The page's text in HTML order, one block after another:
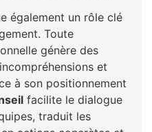
également un rôle clé
Toute
génère des
et
à son positionnement
facilite le dialogue
traduit les